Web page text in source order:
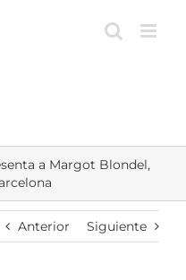
a Margot Blondel,
Anterior Siguiente